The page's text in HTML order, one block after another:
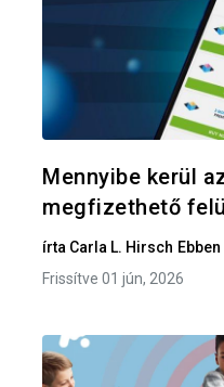
Mennyibe kerül
megfizethető
írta Carla L. Hirsch Ebben
Frissítve 01 jún, 2026